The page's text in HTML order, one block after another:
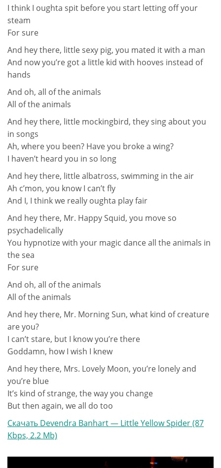
I think I oughta spit before you start letting off your
steam
For sure
And hey there, little sexy pig, you mated it with a man
And now you’re got a little kid with hooves instead of
hands
And oh, all of the animals
All of the animals
And hey there, little mockingbird, they sing about you
in songs
Ah, where you been? Have you broke a wing?
I haven’t heard you in so long
And hey there, little albatross, swimming in the air
Ah c’mon, you know I can’t fly
And I, I think we really oughta play fair
And hey there, Mr. Happy Squid, you move so
psychadelically
You hypnotize with your magic dance all the animals in
the sea
For sure
And oh, all of the animals
All of the animals
And hey there, Mr. Morning Sun, what kind of creature
are you?
I can’t stare, but I know you’re there
Goddamn, how I wish I knew
And hey there, Mrs. Lovely Moon, you’re lonely and
you’re blue
It’s kind of strange, the way you change
But then again, we all do too
Скачать Devendra Banhart — Little Yellow Spider (87
Kbps, 2.2 Mb)